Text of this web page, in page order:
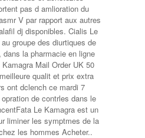
pas d amlioration du
V par rapport aux autres
dj disponibles. Cialis Le
groupe des diurtiques de
la pharmacie en ligne
Mail Order UK 50
qualit et prix extra
ont dclench ce mardi 7
de contrles dans le
Le Kamagra est un
liminer les symptmes de la
les hommes Acheter..